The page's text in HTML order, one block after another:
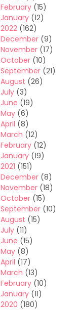
February (15)
January (12)
2022 (162)
December (9)
November (17)
October (10)
September (21)
August (26)
July (3)
June (19)
May (6)
April (8)
March (12)
February (12)
January (19)
2021 (151)
December (8)
November (18)
October (15)
September (10)
August (15)
July (11)
June (15)
May (8)
April (17)
March (13)
February (10)
January (11)
2020 (180)